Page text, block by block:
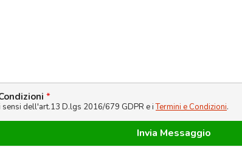
*
sensi dell'art.13 D.lgs 2016/679 GDPR e iTermini e Condizioni.